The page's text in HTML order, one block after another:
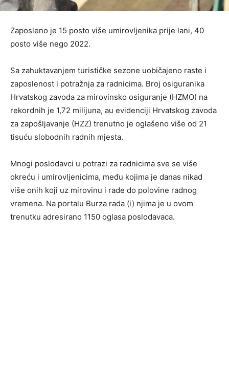
Zaposleno je 15 posto više umirovljenika prije lani, 40
posto više nego 2022.
Sa zahuktavanjem turističke sezone uobičajeno raste i
zaposlenost i potražnja za radnicima. Broj osiguranika
Hrvatskog zavoda za mirovinsko osiguranje (HZMO) na
rekordnih je 1,72 milijuna, au evidenciji Hrvatskog zavoda
za zapošljavanje (HZZ) trenutno je oglašeno više od 21
tisuću slobodnih radnih mjesta.
Mnogi poslodavci u potrazi za radnicima sve se više
okreću i umirovljenicima, među kojima je danas nikad
više onih koji uz mirovinu i rade do polovine radnog
vremena. Na portalu Burza rada (i) njima je u ovom
trenutku adresirano 1150 oglasa poslodavaca.